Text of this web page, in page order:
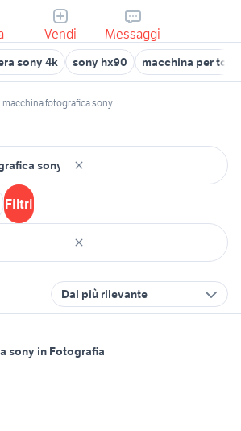
Vendi Messaggi
sony 4k sony hx90 macchina per
macchina fotografica sony
Filtri
Dal più rilevante
sony in Fotografia